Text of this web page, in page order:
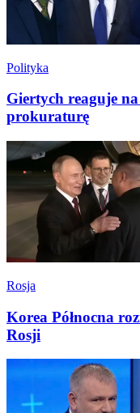
Polityka
Giertych reaguje
prokuraturę
Rosja
Korea Północna
Rosji